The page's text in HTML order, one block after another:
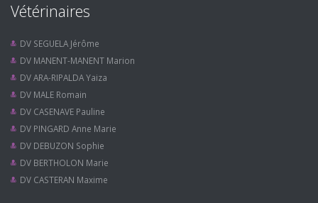
Vétérinaires
DV SEGUELA Jérôme
DV MANENT-MANENT Marion
DV ARA-RIPALDA Yaiza
DV MALE Romain
DV CASENAVE Pauline
DV PINGARD Anne Marie
DV DEBUZON Sophie
DV BERTHOLON Marie
DV CASTERAN Maxime